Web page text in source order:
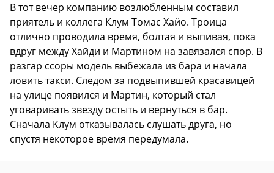
В тот вечер компанию возлюбленным составил
приятель и коллега Клум Томас Хайо. Троица
отлично проводила время, болтая и выпивая, пока
вдруг между Хайди и Мартином на завязался спор. В
разгар ссоры модель выбежала из бара и начала
ловить такси. Следом за подвыпившей красавицей
на улице появился и Мартин, который стал
уговаривать звезду остыть и вернуться в бар.
Сначала Клум отказывалась слушать друга, но
спустя некоторое время передумала.